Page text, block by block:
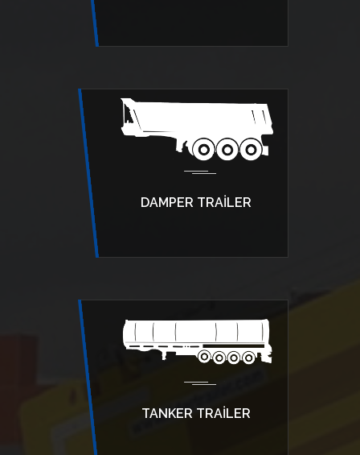
DAMPER TRAILER
TANKER TRAILER